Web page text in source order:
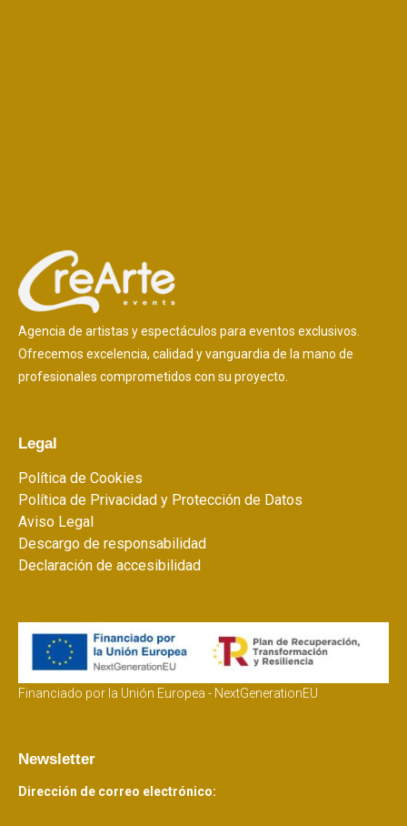
Agencia de artistas y espectáculos para eventos exclusivos.
Ofrecemos excelencia, calidad y vanguardia de la mano de
profesionales comprometidos con su proyecto.
Legal
Política de Cookies
Política de Privacidad y Protección de Datos
Aviso Legal
Descargo de responsabilidad
Declaración de accesibilidad
Financiado por la Unión Europea - NextGenerationEU
Newsletter
Dirección de correo electrónico: